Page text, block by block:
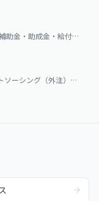
個人事業主・フリーランスが使える公的補助金・助成金・給付金の申請ガイド
SNS運用・経理・広告など、業務のアウトソーシング（外注）を検討する企業・個人向け。費用相場・依頼の流れ・失敗しない選び方